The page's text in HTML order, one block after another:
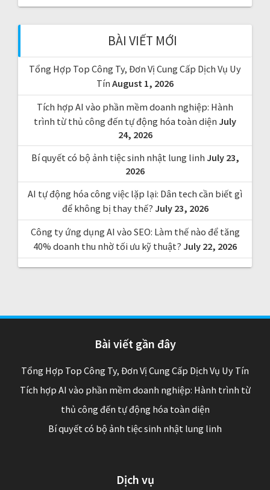
c
o
r
:
BÀI VIẾT MỚI
Tổng Hợp Top Công Ty, Đơn Vị Cung Cấp Dịch Vụ Uy
Tín August 1, 2026
Tích hợp AI vào phần mềm doanh nghiệp: Hành
trình từ thủ công đến tự động hóa toàn diện July
24, 2026
Bí quyết có bộ ảnh tiệc sinh nhật lung linh July 23,
2026
AI tự động hóa công việc lặp lại: Dân tech cần biết gì
để không bị thay thế? July 23, 2026
Công ty ứng dụng AI vào SEO: Làm thế nào để tăng
40% doanh thu nhờ tối ưu kỹ thuật? July 22, 2026
Bài viết gần đây
Tổng Hợp Top Công Ty, Đơn Vị Cung Cấp Dịch Vụ Uy Tín
Tích hợp AI vào phần mềm doanh nghiệp: Hành trình từ
thủ công đến tự động hóa toàn diện
Bí quyết có bộ ảnh tiệc sinh nhật lung linh
Dịch vụ